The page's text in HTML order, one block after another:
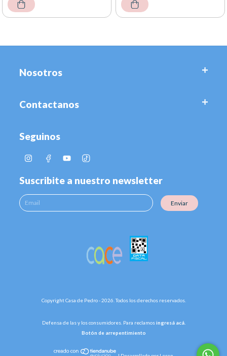
Nosotros
Contactanos
Seguinos
Suscribite a nuestro newsletter
Enviar
Copyright Casa de Pedro - 2026. Todos los derechos reservados.
Defensa de las y los consumidores. Para reclamos ingresá acá.
Botón de arrepentimiento